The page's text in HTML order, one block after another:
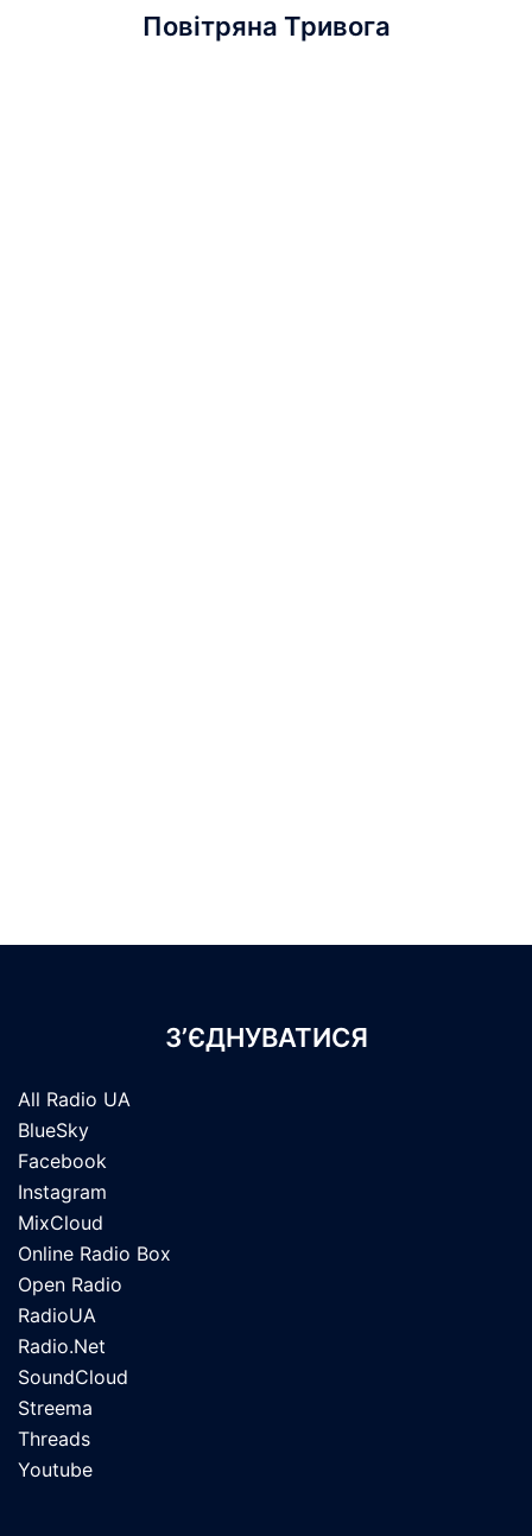
Повітряна Тривога
З’ЄДНУВАТИСЯ
All Radio UA
BlueSky
Facebook
Instagram
MixCloud
Online Radio Box
Open Radio
RadioUA
Radio.Net
SoundCloud
Streema
Threads
Youtube